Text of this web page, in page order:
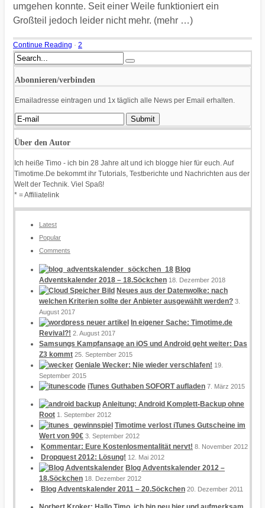
umgehen konnte. Seit einer Weile funktioniert ein
Großteil jedoch leider nicht mehr. (mehr …)
Continue Reading · 2
Abonnieren/verbinden
Emailadresse eintragen und 1x täglich alle News per Email erhalten.
Über den Autor
Ich heiße Timo - ich bin 28 Jahre alt und ich blogge hier für euch. Auf
Timotime.De bekommt ihr Tutorials, Testberichte und Nachrichten aus der
Welt der Technik. Viel Spaß!
* = Affiliatelink
Latest
Popular
Comments
Blog
Adventskalender 2018 – 18.Söckchen 18. Dezember 2018
Neues aus der Datenwolke: nach
welchen Kriterien sollte der Anbieter ausgewählt werden? 3.
August 2017
In eigener Sache: Timotime.de
Revival?! 2. August 2017
Samsungs Kampfansage an iOS und Android geht weiter: Das
Z3 kommt 25. September 2015
Geniale Wecker: Nie wieder verschlafen! 19.
September 2015
iTunes Guthaben SOFORT aufladen 7. März 2015
Anleitung: Android Komplett-Backup ohne
Root 1. September 2012
Timotime verlost iTunes Gutscheine im
Wert von 90€ 3. September 2012
Kommentar: Eure Kostenlosmentalität nervt! 8. November 2012
Dropquest 2012: Lösung! 12. Mai 2012
Blog Adventskalender 2012 –
18.Söckchen 18. Dezember 2012
Blog Adventskalender 2011 – 20.Söckchen 20. Dezember 2011